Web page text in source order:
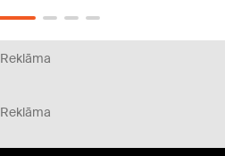
Reklāma
Reklāma